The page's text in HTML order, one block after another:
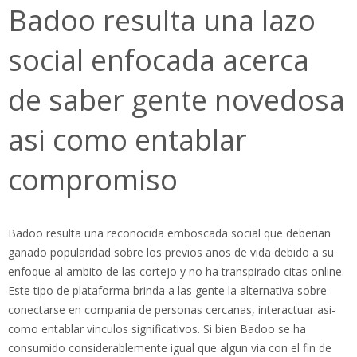
Badoo resulta una lazo
social enfocada acerca
de saber gente novedosa
asi­ como entablar
compromiso
Badoo resulta una reconocida emboscada social que deberian
ganado popularidad sobre los previos anos de vida debido a su
enfoque al ambito de las cortejo y no ha transpirado citas online.
Este tipo de plataforma brinda a las gente la alternativa sobre
conectarse en compania de personas cercanas, interactuar asi­
como entablar vinculos significativos. Si bien Badoo se ha
consumido considerablemente igual que algun vi­a con el fin de